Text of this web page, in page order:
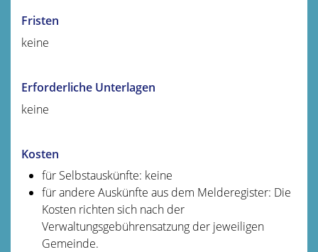
Fristen
keine
Erforderliche Unterlagen
keine
Kosten
für Selbstauskünfte: keine
für andere Auskünfte aus dem Melderegister: Die
Kosten richten sich nach der
Verwaltungsgebührensatzung der jeweiligen
Gemeinde.